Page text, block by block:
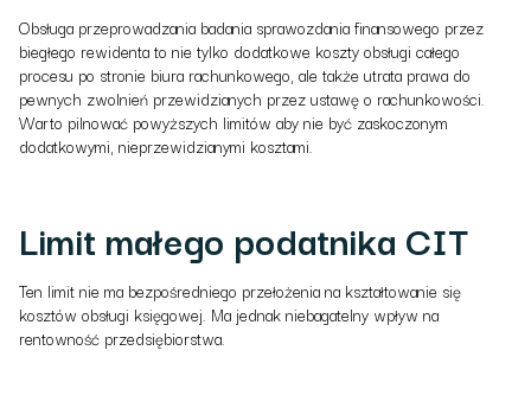
Obsługa przeprowadzania badania sprawozdania finansowego przez
biegłego rewidenta to nie tylko dodatkowe koszty obsługi całego
procesu po stronie biura rachunkowego, ale także utrata prawa do
pewnych zwolnień przewidzianych przez ustawę o rachunkowości.
Warto pilnować powyższych limitów aby nie być zaskoczonym
dodatkowymi, nieprzewidzianymi kosztami.
Limit małego podatnika CIT
Ten limit nie ma bezpośredniego przełożenia na kształtowanie się
kosztów obsługi księgowej. Ma jednak niebagatelny wpływ na
rentowność przedsiębiorstwa.